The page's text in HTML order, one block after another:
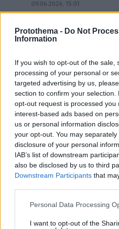
Protothema - Do Not
Information
If you wish to opt-out of the sale,
processing of your personal or
targeted advertising by us,
section to confirm your
opt-out request is processed you
interest-based ads based on
us or personal information
your opt-out. You may
disclosure of your personal
IAB’s list of downstream
also be disclosed by us to third
Downstream Participants that
Please note that this website/
not limited to your visit or usage
Personal Data Processing
I want to opt-out of the
09.06.2026, 15:01
απο αυτούς ήσουν κι
στη φυλή σου.
ΑΠΑΝΤΗΣΗ
09.06.2026, 13:08
μόνοι μας βγάζουμε τα
ΔΥ το 8ωρο με την άνεση
ΑΠΑΝΤΗΣΗ
Saul
09.06.2026, 13:15
Της κοντής
τρίχες.... Πηγαίνατε στο
κάνετε από το σπίτι,
σου αγαπητέ και κοίτα
ΑΠΑΝΤΗΣΗ
Και συ τι ζόρι τραβάς